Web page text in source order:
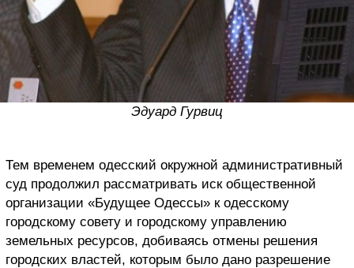
Эдуард Гурвиц
Тем временем одесский окружной административный
суд продолжил рассматривать иск общественной
организации «Будущее Одессы» к одесскому
городскому совету и городскому управлению
земельных ресурсов, добиваясь отмены решения
городских властей, которым было дано разрешение